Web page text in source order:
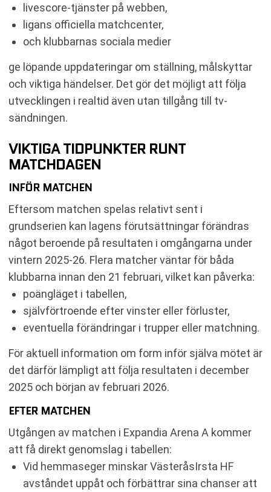
livescore-tjänster på webben,
ligans officiella matchcenter,
och klubbarnas sociala medier
ge löpande uppdateringar om ställning, målskyttar
och viktiga händelser. Det gör det möjligt att följa
utvecklingen i realtid även utan tillgång till tv-
sändningen.
VIKTIGA TIDPUNKTER RUNT
MATCHDAGEN
INFÖR MATCHEN
Eftersom matchen spelas relativt sent i
grundserien kan lagens förutsättningar förändras
något beroende på resultaten i omgångarna under
vintern 2025-26. Flera matcher väntar för båda
klubbarna innan den 21 februari, vilket kan påverka:
poängläget i tabellen,
självförtroende efter vinster eller förluster,
eventuella förändringar i trupper eller matchning.
För aktuell information om form inför själva mötet är
det därför lämpligt att följa resultaten i december
2025 och början av februari 2026.
EFTER MATCHEN
Utgången av matchen i Expandia Arena A kommer
att få direkt genomslag i tabellen:
Vid hemmaseger minskar VästeråsIrsta HF
avståndet uppåt och förbättrar sina chanser att